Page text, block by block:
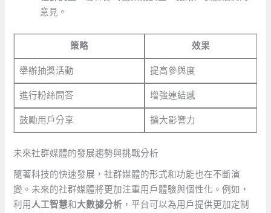
意見。
策略 效果
舉辦抽獎活動 提高參與度
進行粉絲問答 增強連結感
鼓勵用戶分享 擴大影響力
未來社群媒體的發展趨勢與挑戰分析
隨著科技的快速發展，社群媒體的形式和功能也在不斷演
變。未來的社群媒體將更加注重用戶體驗與個性化。例如，
利用人工智慧和大數據分析 ，平台可以為用戶提供更加定制